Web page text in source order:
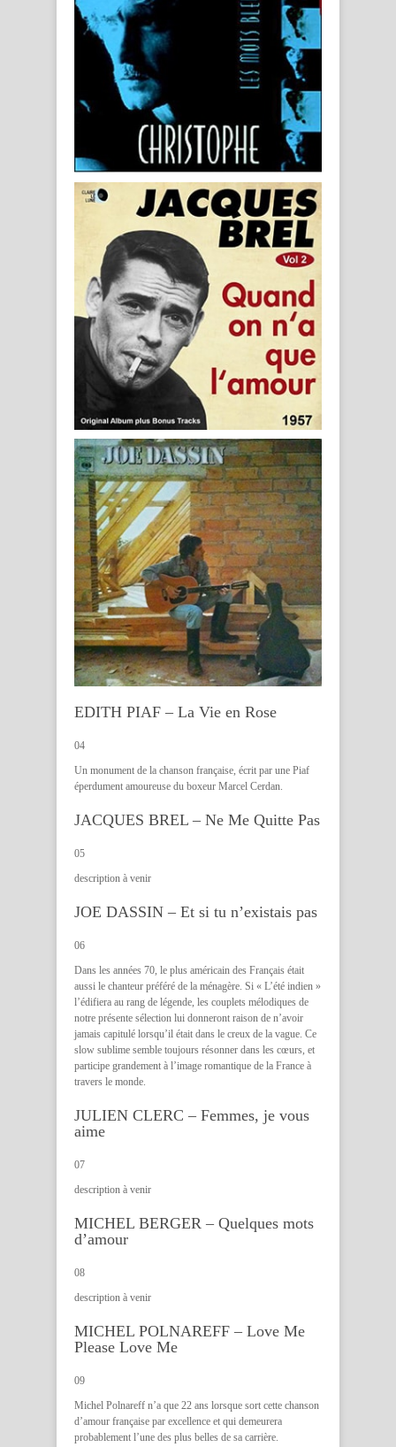
EDITH PIAF – La Vie en Rose
04
Un monument de la chanson française, écrit par une Piaf
éperdument amoureuse du boxeur Marcel Cerdan.
JACQUES BREL – Ne Me Quitte Pas
05
description à venir
JOE DASSIN – Et si tu n’existais pas
06
Dans les années 70, le plus américain des Français était
aussi le chanteur préféré de la ménagère. Si « L’été indien »
l’édifiera au rang de légende, les couplets mélodiques de
notre présente sélection lui donneront raison de n’avoir
jamais capitulé lorsqu’il était dans le creux de la vague. Ce
slow sublime semble toujours résonner dans les cœurs, et
participe grandement à l’image romantique de la France à
travers le monde.
JULIEN CLERC – Femmes, je vous
aime
07
description à venir
MICHEL BERGER – Quelques mots
d’amour
08
description à venir
MICHEL POLNAREFF – Love Me
Please Love Me
09
Michel Polnareff n’a que 22 ans lorsque sort cette chanson
d’amour française par excellence et qui demeurera
probablement l’une des plus belles de sa carrière.